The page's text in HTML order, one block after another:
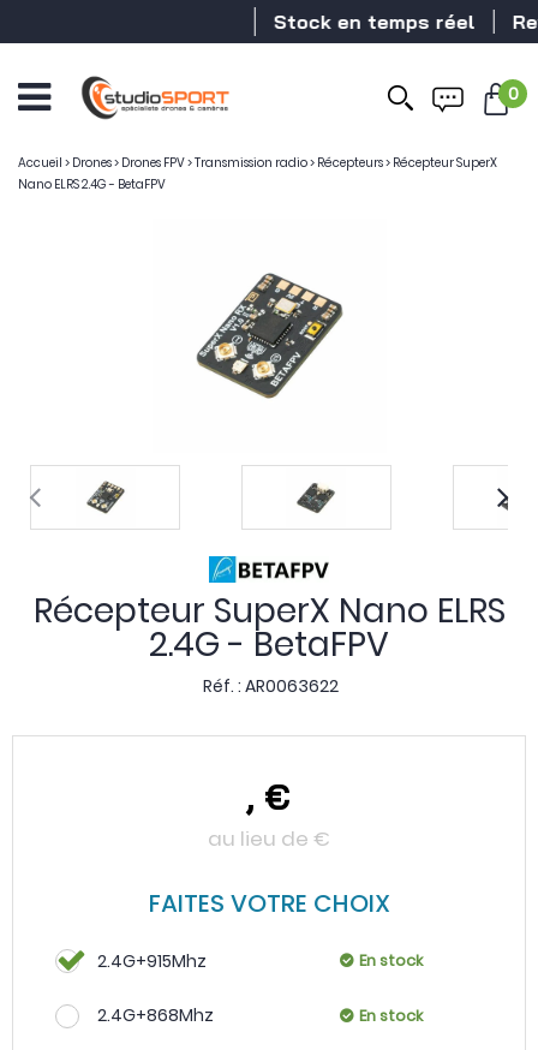
Stock en temps réel
0
Accueil > Drones> Drones FPV>Transmission radio> Récepteurs> Récepteur SuperX
Nano ELRS 2.4G - BetaFPV
Récepteur SuperX Nano ELRS
2.4G - BetaFPV
Réf. : AR0063622
, €
au lieu de €
FAITES VOTRE CHOIX
2.4G+915Mhz En stock
2.4G+868Mhz En stock